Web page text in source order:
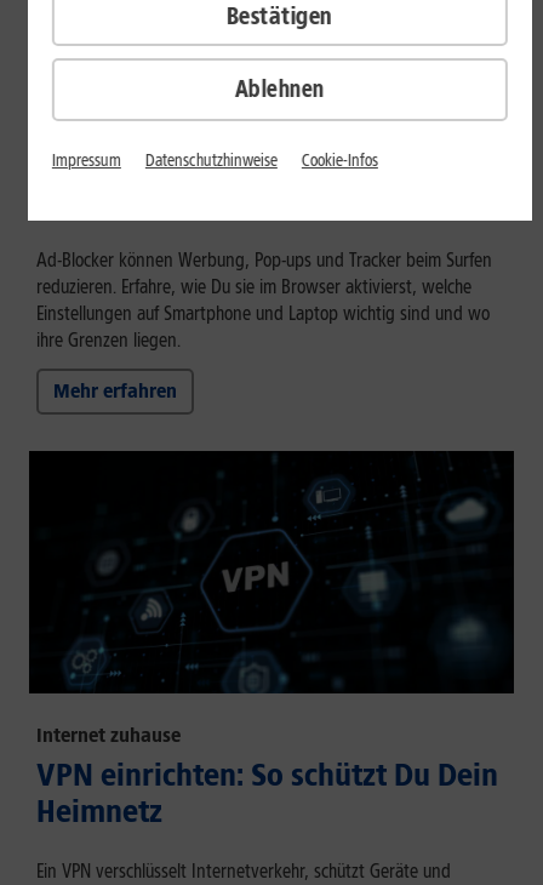
Internet zuhause
Ad-Blocker aktivieren: Werbung
Ad-Blocker können Werbung, Pop-ups und Tracker beim Surfen
reduzieren. Erfahre, wie Du sie im Browser aktivierst, welche
Einstellungen auf Smartphone und Laptop wichtig sind und wo
ihre Grenzen liegen.
Mehr erfahren
Internet zuhause
VPN einrichten: So schützt Du Dein
Heimnetz
Ein VPN verschlüsselt Internetverkehr, schützt Geräte und
Ablehnen
Bestätigen
Impressum Datenschutzhinweise Cookie-Infos